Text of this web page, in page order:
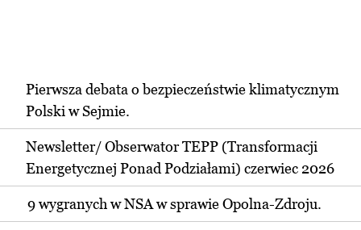
Pierwsza debata o bezpieczeństwie klimatycznym
Polski w Sejmie.
Newsletter/ Obserwator TEPP (Transformacji
Energetycznej Ponad Podziałami) czerwiec 2026
9 wygranych w NSA w sprawie Opolna-Zdroju.